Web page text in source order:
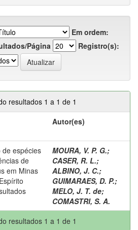
Em ordem:
Página
Registro(s):
resultados 1 a 1 de 1
Autor(es)
de espécies
de
em Minas
MOURA, V. P. G.;
CASER, R. L.;
ALBINO, J. C.;
GUIMARAES, D. P.;
MELO, J. T. de;
COMASTRI, S. A.
resultados 1 a 1 de 1